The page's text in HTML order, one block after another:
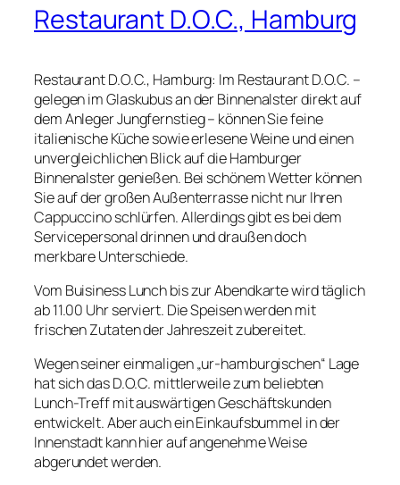
Restaurant D.O.C., Hamburg
Restaurant D.O.C., Hamburg: Im Restaurant D.O.C. –
gelegen im Glaskubus an der Binnenalster direkt auf
dem Anleger Jungfernstieg – können Sie feine
italienische Küche sowie erlesene Weine und einen
unvergleichlichen Blick auf die Hamburger
Binnenalster genießen. Bei schönem Wetter können
Sie auf der großen Außenterrasse nicht nur Ihren
Cappuccino schlürfen. Allerdings gibt es bei dem
Servicepersonal drinnen und draußen doch
merkbare Unterschiede.
Vom Buisiness Lunch bis zur Abendkarte wird täglich
ab 11.00 Uhr serviert. Die Speisen werden mit
frischen Zutaten der Jahreszeit zubereitet.
Wegen seiner einmaligen „ur-hamburgischen“ Lage
hat sich das D.O.C. mittlerweile zum beliebten
Lunch-Treff mit auswärtigen Geschäftskunden
entwickelt. Aber auch ein Einkaufsbummel in der
Innenstadt kann hier auf angenehme Weise
abgerundet werden.